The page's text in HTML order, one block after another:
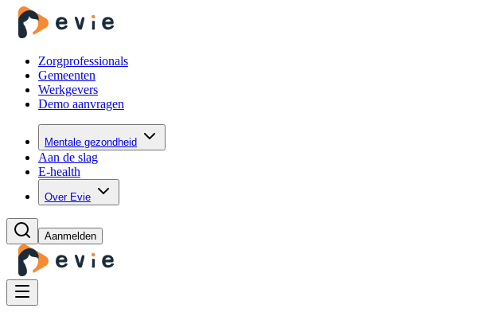
Zorgprofessionals
Gemeenten
Werkgevers
Demo aanvragen
Mentale gezondheid
Aan de slag
E-health
Over Evie
Aanmelden